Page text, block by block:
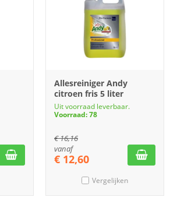
Allesreiniger Andy
citroen fris 5 liter
Uit voorraad leverbaar.
Voorraad: 78
€16,16
vanaf
€ 12,60
Vergelijken